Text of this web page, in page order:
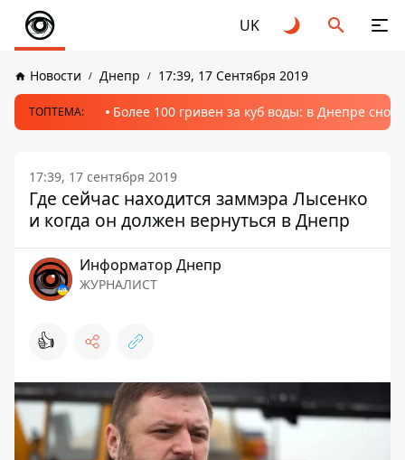
UK
Новости Днепр 17:39, 17 Сентября 2019
ТОПТЕМА: Более 100 гривен за куб воды: в Днепре
17:39, 17 сентября 2019
Где сейчас находится заммэра Лысенко
и когда он должен вернуться в Днепр
Информатор Днепр
ЖУРНАЛИСТ
👍